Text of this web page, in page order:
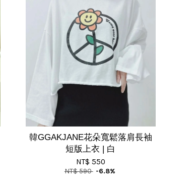
韓GGAKJANE花朵寬鬆落肩長袖
短版上衣 | 白
NT$ 550
NT$ 590 -6.8%